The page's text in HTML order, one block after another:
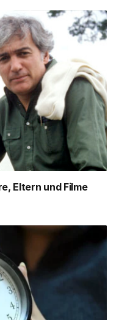
Eltern und Filme